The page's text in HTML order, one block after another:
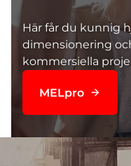
Här får du kunnig
dimensionering
kommersiella
MELpro